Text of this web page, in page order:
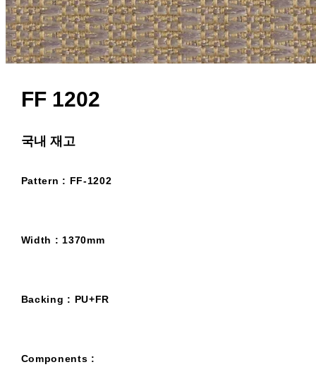
FF 1202
국내 재고
Pattern : FF-1202
Width : 1370mm
Backing : PU+FR
Components :